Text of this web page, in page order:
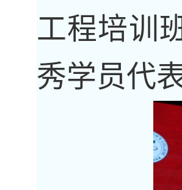
工程培训
秀学员代